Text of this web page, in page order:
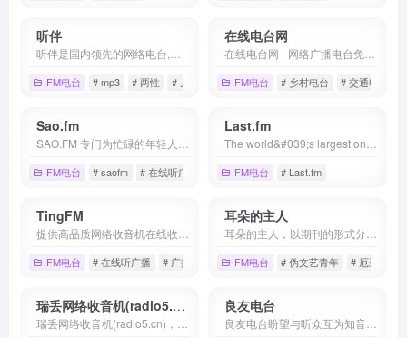
听伴
FM电台 # mp3 # 两性 # 儿童故事
在线电台网
FM电台 # 乡村电台 # 交通电台
Sao.fm
FM电台 # saofm # 在线听广播 # 在线电台
Last.fm
FM电台 # Last.fm
TingFM
FM电台 # 在线听广播 # 广播电台在线收听 # 收音机在线收听
耳朵的主人
FM电台 # 伪文艺青年 # 厄运
瑞丢网络收音机(radio5.cn) 良友电台